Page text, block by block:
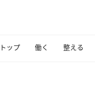
トップ 働く 整える